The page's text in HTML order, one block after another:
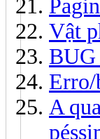
Vật
Erro/
A